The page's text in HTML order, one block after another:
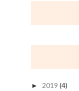
► 2019 (4)